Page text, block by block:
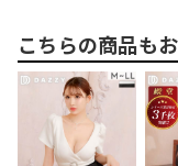
こちらの商品も